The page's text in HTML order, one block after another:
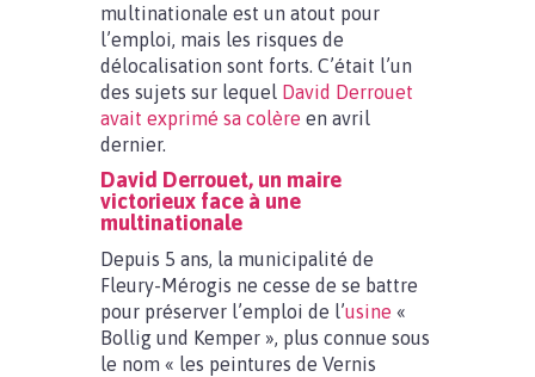
multinationale est un atout pour
l’emploi, mais les risques de
délocalisation sont forts. C’était l’un
des sujets sur lequel David Derrouet
avait exprimé sa colère en avril
dernier.
David Derrouet, un maire
victorieux face à une
multinationale
Depuis 5 ans, la municipalité de
Fleury-Mérogis ne cesse de se battre
pour préserver l’emploi de l’usine «
Bollig und Kemper », plus connue sous
le nom « les peintures de Vernis